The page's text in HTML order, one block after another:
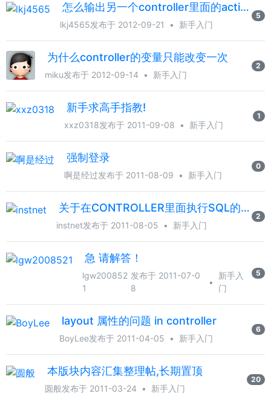
怎么输出另一个controller里面的action的内容
lkj4565发布于 2012-09-21 • 新手入门
5
为什么controller的变量只能改变一次
miku发布于 2012-09-14 • 新手入门
2
新手求高手指教!
xxz0318发布于 2011-09-08 • 新手入门
1
强制登录
啊是经过发布于 2011-08-09 • 新手入门
0
关于在CONTROLLER里面执行SQL的问题
instnet发布于 2011-08-05 • 新手入门
2
急 请解答！
lgw200852
1
发布于 2011-07-0
8
•
新手入
门
5
layout 属性的问题 in controller
BoyLee发布于 2011-04-05 • 新手入门
6
本版块内容汇集整理帖,长期置顶
圆般发布于 2011-03-24 • 新手入门
20